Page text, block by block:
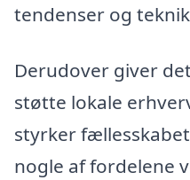
tendenser og
Derudover giver
støtte lokale
styrker
nogle af fordelene